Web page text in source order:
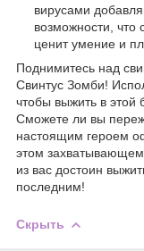
вирусами
возможности, что
ценит умение и
Поднимитесь над
Свинтус Зомби!
чтобы выжить в этой
Сможете ли вы
настоящим героем
этом захватывающем
из вас достоин
последним!
Скрыть